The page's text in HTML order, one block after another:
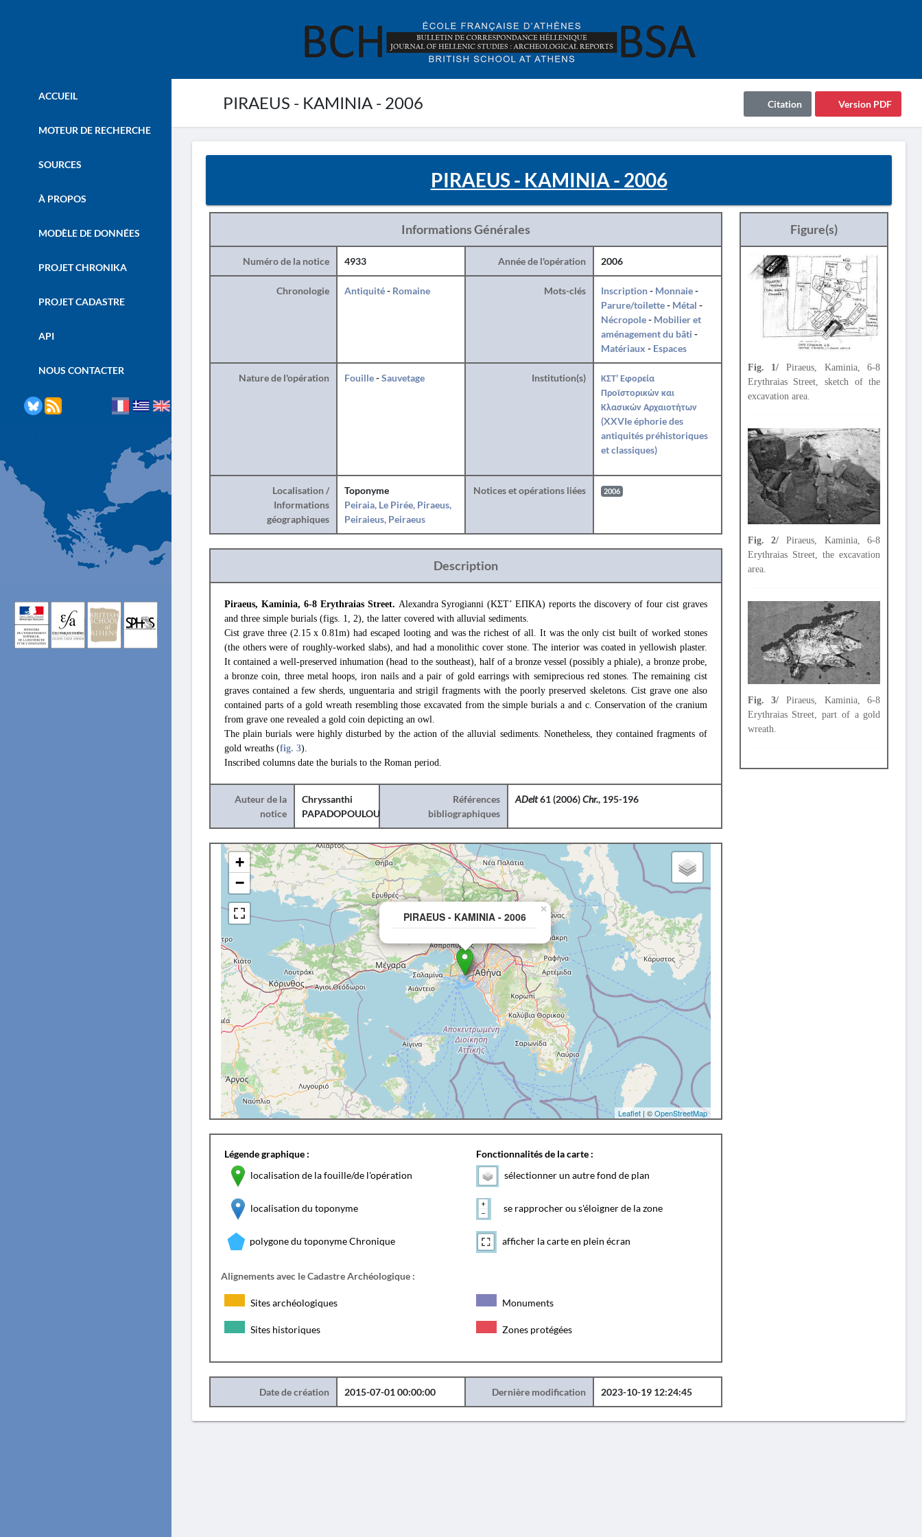
PIRAEUS - KAMINIA - 2006 Version PDF
Citation
ACCUEIL
MOTEUR DE RECHERCHE
SOURCES
À PROPOS
MODÈLE DE DONNÉES
PROJET CHRONIKA
PROJET CADASTRE
API
NOUS CONTACTER
PIRAEUS - KAMINIA - 2006
Informations Générales
Numéro de la notice 4933 Année de l'opération 2006
Chronologie Antiquité- Romaine Mots-clés Inscription- Monnaie-
Parure/toilette- Métal -
Nécropole- Mobilier et
aménagement du bâti -
Matériaux - Espaces
Nature de l'opération Fouille-Sauvetage Institution(s)
ΚΣΤ' Εφορεία
Προϊστορικών και
Κλασικών Αρχαιοτήτων
(XXVIe éphorie des
antiquités préhistoriques
et classiques)
Localisation /
Informations
géographiques
Toponyme
Peiraia, Le Pirée, Piraeus,
Peiraieus, Peiraeus
Notices et opérations liées 2006
Description
Piraeus, Kaminia, 6-8 Erythraias Street. Alexandra Syrogianni (ΚΣΤ’ ΕΠΚΑ) reports the discovery of four cist graves
and three simple burials (figs. 1, 2), the latter covered with alluvial sediments.
Cist grave three (2.15 x 0.81m) had escaped looting and was the richest of all. It was the only cist built of worked stones
(the others were of roughly-worked slabs), and had a monolithic cover stone. The interior was coated in yellowish plaster.
It contained a well-preserved inhumation (head to the southeast), half of a bronze vessel (possibly a phiale), a bronze probe,
a bronze coin, three metal hoops, iron nails and a pair of gold earrings with semiprecious red stones. The remaining cist
graves contained a few sherds, unguentaria and strigil fragments with the poorly preserved skeletons. Cist grave one also
contained parts of a gold wreath resembling those excavated from the simple burials a and c. Conservation of the cranium
from grave one revealed a gold coin depicting an owl.
The plain burials were highly disturbed by the action of the alluvial sediments. Nonetheless, they contained fragments of
gold wreaths (fig. 3).
Inscribed columns date the burials to the Roman period.
Auteur de la
notice
Chryssanthi
PAPADOPOULOU
Références
bibliographiques
ADelt61 (2006)Chr., 195-196
PIRAEUS - KAMINIA - 2006
×
+
−
Leaflet| ©OpenStreetMap
Légende graphique :
localisation de la fouille/de l'opération
localisation du toponyme
polygone du toponyme Chronique
Fonctionnalités de la carte :
sélectionner un autre fond de plan
se rapprocher ou s'éloigner de la zone
afficher la carte en plein écran
Alignements avec le Cadastre Archéologique :
Sites archéologiques Monuments
Sites historiques Zones protégées
Date de création 2015-07-01 00:00:00 Dernière modification 2023-10-19 12:24:45
Figure(s)
Fig. 1/ Piraeus, Kaminia, 6-8
Erythraias Street, sketch of the
excavation area.
Fig. 2/ Piraeus, Kaminia, 6-8
Erythraias Street, the excavation
area.
Fig. 3/ Piraeus, Kaminia, 6-8
Erythraias Street, part of a gold
wreath.